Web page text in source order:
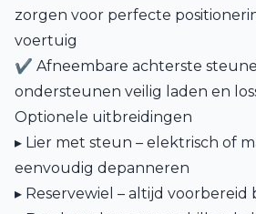
zorgen voor perfecte
voertuig
✔ Afneembare achterste
ondersteunen veilig laden en
Optionele uitbreidingen
▸ Lier met steun – elektrisch of
eenvoudig depanneren
▸ Reservewiel – altijd voorbereid